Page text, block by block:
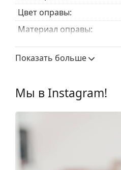
Цвет оправы:
Материал оправы:
Размер:
Ширина:
Ширина моста:
Вес:
Регулируемые носоупоры:
Аксессуары
Показать больше
Мы в Instagram!